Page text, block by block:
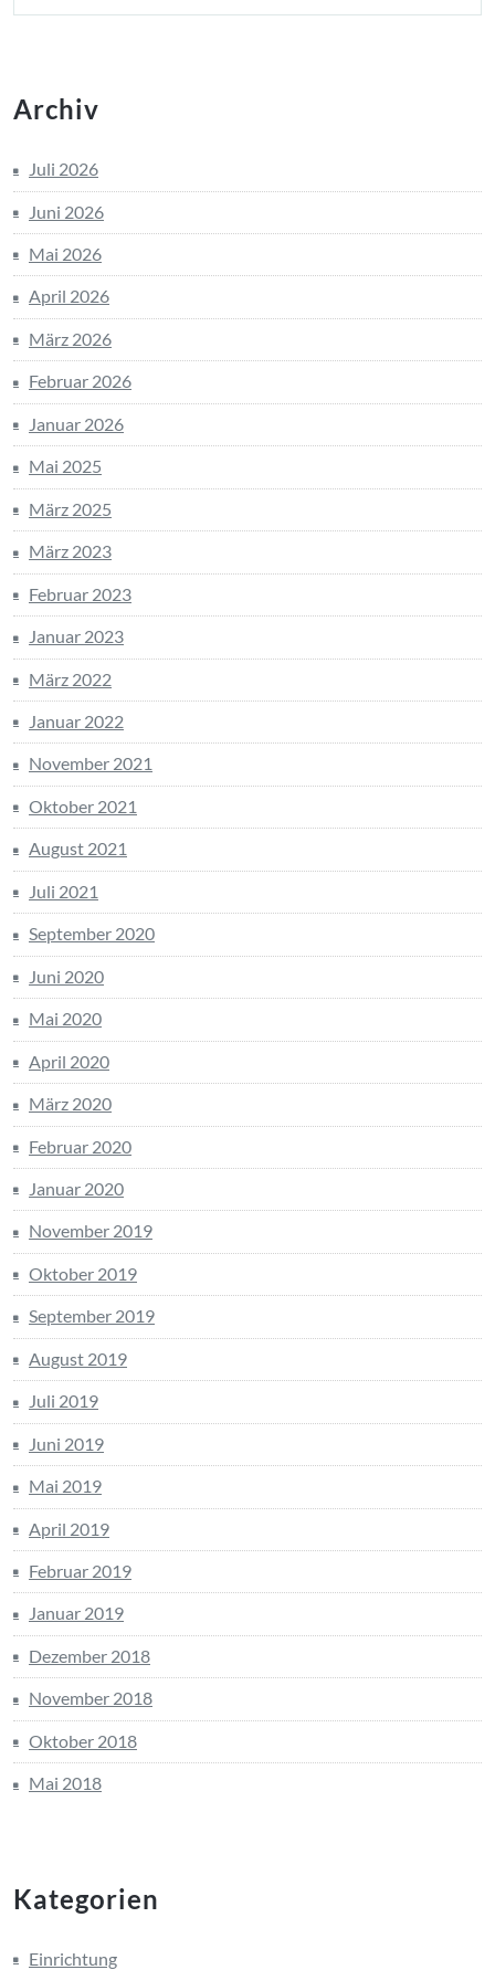
Archiv
Juli 2026
Juni 2026
Mai 2026
April 2026
März 2026
Februar 2026
Januar 2026
Mai 2025
März 2025
März 2023
Februar 2023
Januar 2023
März 2022
Januar 2022
November 2021
Oktober 2021
August 2021
Juli 2021
September 2020
Juni 2020
Mai 2020
April 2020
März 2020
Februar 2020
Januar 2020
November 2019
Oktober 2019
September 2019
August 2019
Juli 2019
Juni 2019
Mai 2019
April 2019
Februar 2019
Januar 2019
Dezember 2018
November 2018
Oktober 2018
Mai 2018
Kategorien
Einrichtung